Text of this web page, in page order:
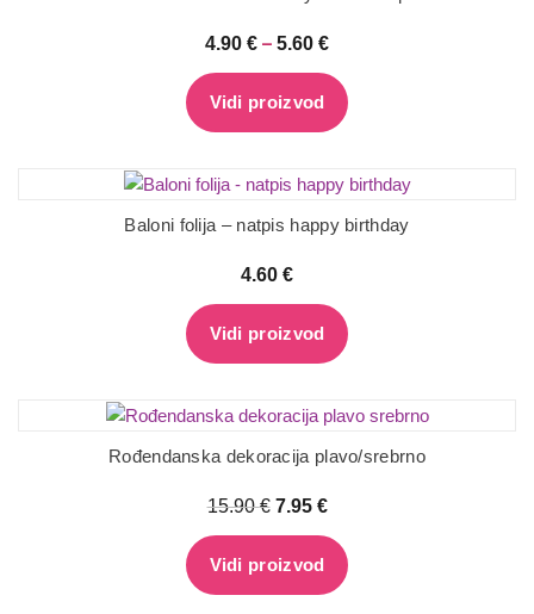
4.90 € – 5.60 €
Vidi proizvod
Baloni folija – natpis happy birthday
4.60 €
Vidi proizvod
Rođendanska dekoracija plavo/srebrno
15.90€ 7.95 €
Vidi proizvod